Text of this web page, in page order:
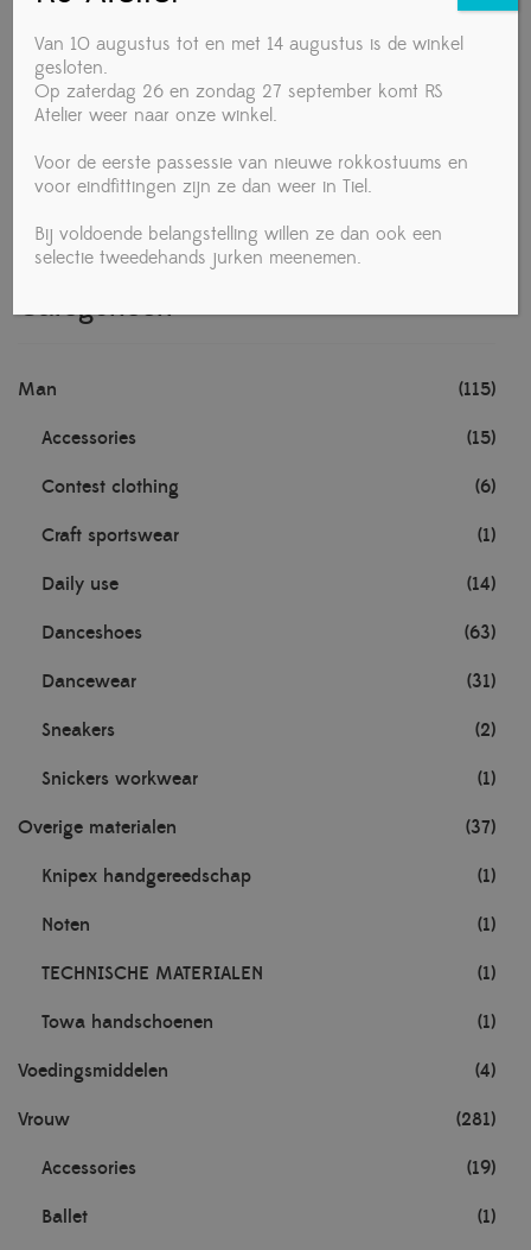
Lalafarjan dansshirt Lucio met korte mouwen
€64,90
Categorieën
Man (115)
Accessories (15)
Contest clothing (6)
Craft sportswear (1)
Daily use (14)
Danceshoes (63)
Dancewear (31)
Sneakers (2)
Snickers workwear (1)
Overige materialen (37)
Knipex handgereedschap (1)
Noten (1)
TECHNISCHE MATERIALEN (1)
Towa handschoenen (1)
Voedingsmiddelen (4)
Vrouw (281)
Accessories (19)
Ballet (1)
Van 10 augustus tot en met 14 augustus is de winkel
gesloten.
Op zaterdag 26 en zondag 27 september komt RS
Atelier weer naar onze winkel.
Voor de eerste passessie van nieuwe rokkostuums en
voor eindfittingen zijn ze dan weer in Tiel.
Bij voldoende belangstelling willen ze dan ook een
selectie tweedehands jurken meenemen.